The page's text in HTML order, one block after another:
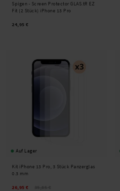
Spigen - Screen Protector GLAS.tR EZ
Fit (2 Stück) iPhone 13 Pro
24,95 €
Auf Lager
Kit iPhone 13 Pro, 3 Stück Panzerglas
0.3 mm
26,95 €